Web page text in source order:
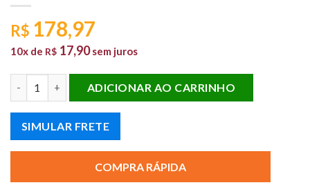
R$ 178,97
10x de R$ 17,90 sem juros
ADICIONAR AO CARRINHO
SIMULAR FRETE
COMPRA RÁPIDA